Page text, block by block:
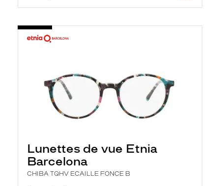
Lunettes de vue Etnia
Barcelona
CHIBA TQHV ECAILLE FONCE B